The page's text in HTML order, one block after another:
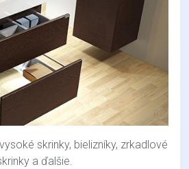
skrinky, bielizníky, zrkadlové
a ďalšie.